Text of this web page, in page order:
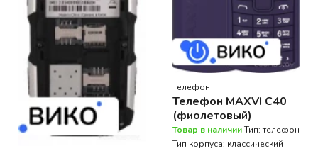
Телефон
Телефон MAXVI C40
(фиолетовый)
Товар в наличииТип: телефон
Тип корпуса: классический